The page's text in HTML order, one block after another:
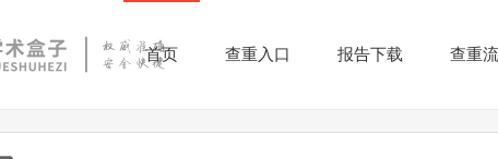
首页 查重入口 报告下载 查重